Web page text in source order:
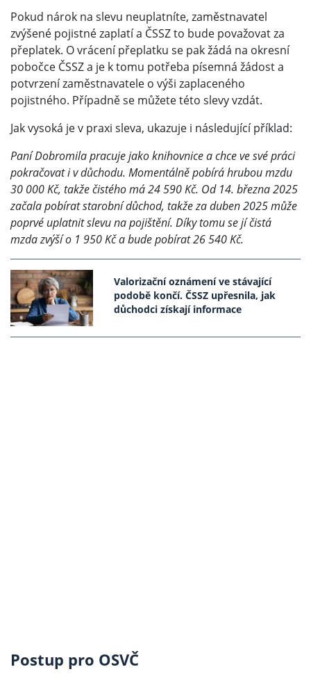
Pokud nárok na slevu neuplatníte, zaměstnavatel
zvýšené pojistné zaplatí a ČSSZ to bude považovat za
přeplatek. O vrácení přeplatku se pak žádá na okresní
pobočce ČSSZ a je k tomu potřeba písemná žádost a
potvrzení zaměstnavatele o výši zaplaceného
pojistného. Případně se můžete této slevy vzdát.
Jak vysoká je v praxi sleva, ukazuje i následující příklad:
Paní Dobromila pracuje jako knihovnice a chce ve své práci
pokračovat i v důchodu. Momentálně pobírá hrubou mzdu
30 000 Kč, takže čistého má 24 590 Kč. Od 14. března 2025
začala pobírat starobní důchod, takže za duben 2025 může
poprvé uplatnit slevu na pojištění. Díky tomu se jí čistá
mzda zvýší o 1 950 Kč a bude pobírat 26 540 Kč.
Valorizační oznámení ve stávající
podobě končí. ČSSZ upřesnila, jak
důchodci získají informace
Postup pro OSVČ